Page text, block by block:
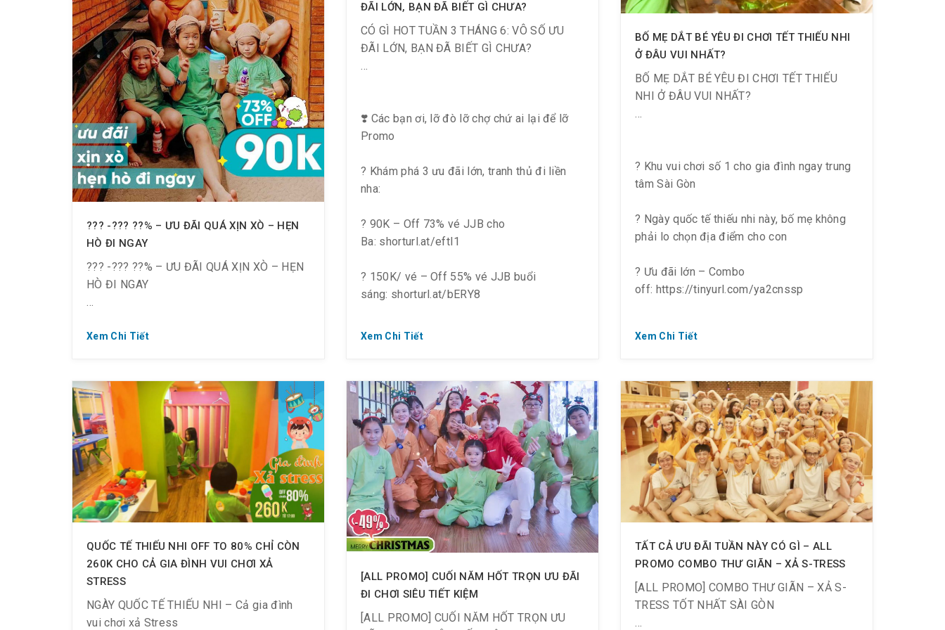
??? -??? ??% – ƯU ĐÃI QUÁ XỊN XÒ – HẸN
HÒ ĐI NGAY
??? -??? ??% – ƯU ĐÃI QUÁ XỊN XÒ – HẸN
HÒ ĐI NGAY
Từ thứ 2 ~ thứ 6 (29/11 ~ 03/12/2021):
??? off ??% (giá gốc 335k) : check-in từ
8h00 – 9h30
???? off ??% (giá gốc 335k) : check-in từ
9h30 – 11h30
Điều kiện áp dụng :
– Dành cho TẤT CẢ khách hàng trên 1.2m
Xem Chi Tiết
ĐÃI LỚN, BẠN ĐÃ BIẾT GÌ CHƯA?
CÓ GÌ HOT TUẦN 3 THÁNG 6: VÔ SỐ ƯU
ĐÃI LỚN, BẠN ĐÃ BIẾT GÌ CHƯA?
❣️ Các bạn ơi, lỡ đò lỡ chợ chứ ai lại để lỡ
Promo
? Khám phá 3 ưu đãi lớn, tranh thủ đi liền
nha:
? 90K – Off 73% vé JJB cho
Ba: shorturl.at/eftI1
? 150K/ vé – Off 55% vé JJB buổi
sáng: shorturl.at/bERY8
? 150K/ vé – Off 55% vé JJB buổi
Xem Chi Tiết
BỐ MẸ DẮT BÉ YÊU ĐI CHƠI TẾT THIẾU NHI
Ở ĐÂU VUI NHẤT?
BỐ MẸ DẮT BÉ YÊU ĐI CHƠI TẾT THIẾU
NHI Ở ĐÂU VUI NHẤT?
? Khu vui chơi số 1 cho gia đình ngay trung
tâm Sài Gòn
? Ngày quốc tế thiếu nhi này, bố mẹ không
phải lo chọn địa điểm cho con
? Ưu đãi lớn – Combo
off: https://tinyurl.com/ya2cnssp
Xem Chi Tiết
QUỐC TẾ THIẾU NHI OFF TO 80% CHỈ CÒN
260K CHO CẢ GIA ĐÌNH VUI CHƠI XẢ
STRESS
NGÀY QUỐC TẾ THIẾU NHI – Cả gia đình
vui chơi xả Stress
[ALL PROMO] CUỐI NĂM HỐT TRỌN ƯU ĐÃI
ĐI CHƠI SIÊU TIẾT KIỆM
[ALL PROMO] CUỐI NĂM HỐT TRỌN ƯU
TẤT CẢ ƯU ĐÃI TUẦN NÀY CÓ GÌ – ALL
PROMO COMBO THƯ GIÃN – XẢ S-TRESS
[ALL PROMO] COMBO THƯ GIÃN – XẢ S-
TRESS TỐT NHẤT SÀI GÒN